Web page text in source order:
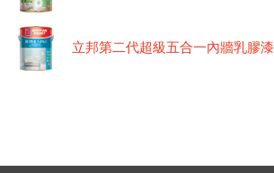
立邦第二代超級五合一內牆乳膠漆